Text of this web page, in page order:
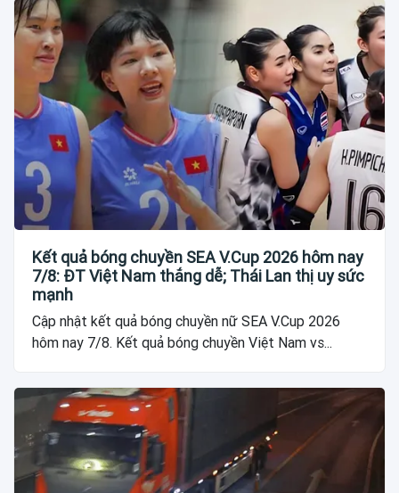
Kết quả bóng chuyền SEA V.Cup 2026 hôm nay
7/8: ĐT Việt Nam thắng dễ; Thái Lan thị uy sức
mạnh
Cập nhật kết quả bóng chuyền nữ SEA V.Cup 2026
hôm nay 7/8. Kết quả bóng chuyền Việt Nam vs...